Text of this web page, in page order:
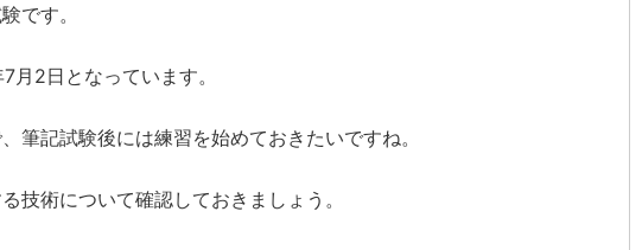
です。
2日となっています。
筆記試験後には練習を始めておきたいですね。
技術について確認しておきましょう。